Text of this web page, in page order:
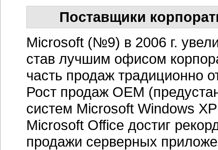
Поставщики
Microsoft (№9) в 2006 г.
став лучшим офисом
часть продаж традиционно
Рост продаж ОЕМ
систем Microsoft Windows
Microsoft Office достиг
продажи серверных